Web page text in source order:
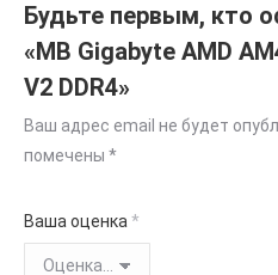
Будьте первым, кто
«MB Gigabyte AMD
V2 DDR4»
Ваш адрес email не будет
помечены *
Ваша оценка *